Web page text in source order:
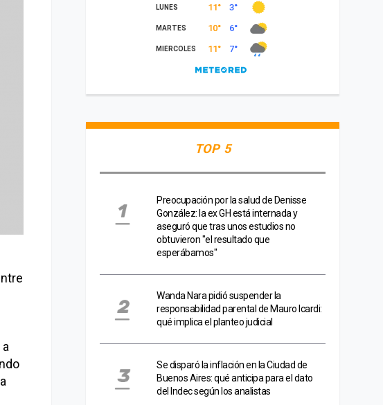
TOP 5
Preocupación por la salud de Denisse
González: la ex GH está internada y
aseguró que tras unos estudios no
obtuvieron "el resultado que
esperábamos"
Wanda Nara pidió suspender la
responsabilidad parental de Mauro Icardi:
qué implica el planteo judicial
Se disparó la inflación en la Ciudad de
Buenos Aires: qué anticipa para el dato
del Indec según los analistas